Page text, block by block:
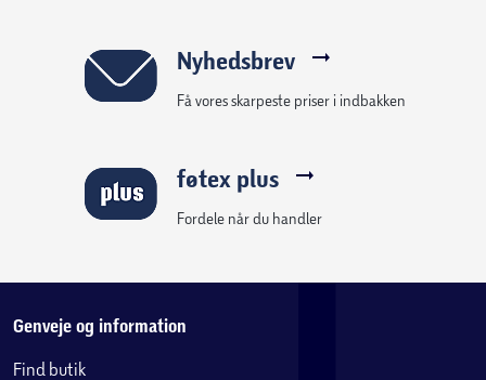
- Frostsikre tips: Brug lecakugler eller småsten i bunden,
hæv krukken fra jorden eller tøm den ved hård frost.
Nyhedsbrev
Få vores skarpeste priser i indbakken
føtex plus
Fordele når du handler
Genveje og information
Find butik